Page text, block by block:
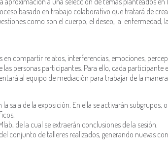
basado en trabajo colaborativo que tratará de
como son el cuerpo, el deseo, la enfermedad,
compartir relatos, interferencias, emociones,
personas participantes. Para ello, cada
al equipo de mediación para trabajar de la
sala de la exposición. En ella se activarán
de la cual se extraerán conclusiones de la sesión.
conjunto de talleres realizados, generando nuevas